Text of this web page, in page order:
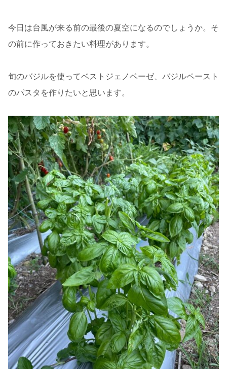
今日は台風が来る前の最後の夏空になるのでしょうか。そ
の前に作っておきたい料理があります。
旬のバジルを使ってベストジェノベーゼ、バジルペースト
のパスタを作りたいと思います。